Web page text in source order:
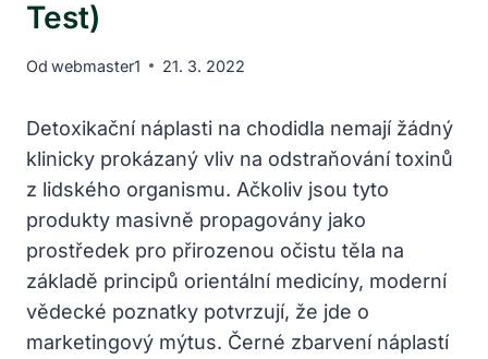
Test)
Od webmaster1 21. 3. 2022
Detoxikační náplasti na chodidla nemají žádný
klinicky prokázaný vliv na odstraňování toxinů
z lidského organismu. Ačkoliv jsou tyto
produkty masivně propagovány jako
prostředek pro přirozenou očistu těla na
základě principů orientální medicíny, moderní
vědecké poznatky potvrzují, že jde o
marketingový mýtus. Černé zbarvení náplastí